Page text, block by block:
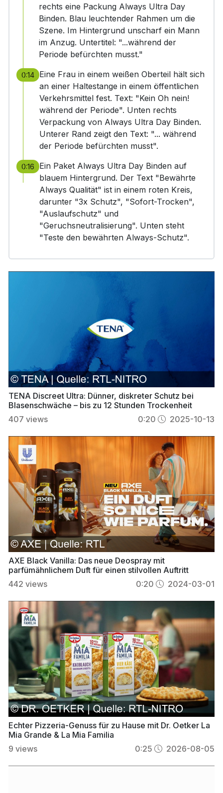
rechts eine Packung Always Ultra Day
Binden. Blau leuchtender Rahmen um die
Szene. Im Hintergrund unscharf ein Mann
im Anzug. Untertitel: "...während der
Periode befürchten musst."
0:14 Eine Frau in einem weißen Oberteil hält sich
an einer Haltestange in einem öffentlichen
Verkehrsmittel fest. Text: "Kein Oh nein!
während der Periode". Unten rechts
Verpackung von Always Ultra Day Binden.
Unterer Rand zeigt den Text: "... während
der Periode befürchten musst".
0:16
Ein Paket Always Ultra Day Binden auf
blauem Hintergrund. Der Text "Bewährte
Always Qualität" ist in einem roten Kreis,
darunter "3x Schutz", "Sofort-Trocken",
"Auslaufschutz" und
"Geruchsneutralisierung". Unten steht
"Teste den bewährten Always-Schutz".
TENA Discreet Ultra: Dünner, diskreter Schutz bei
Blasenschwäche – bis zu 12 Stunden Trockenheit
407 views 0:20 2025-10-13
AXE Black Vanilla: Das neue Deospray mit
parfümähnlichem Duft für einen stilvollen Auftritt
442 views 0:20 2024-03-01
Echter Pizzeria-Genuss für zu Hause mit Dr. Oetker La
Mia Grande & La Mia Familia
9 views 0:25 2026-08-05